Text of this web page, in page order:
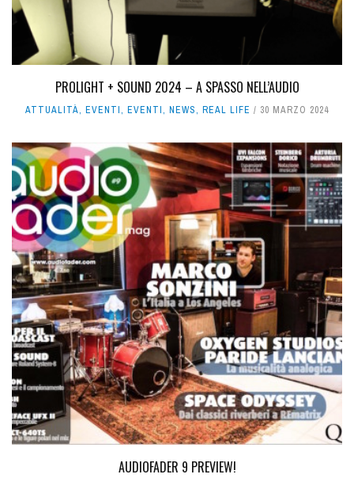
PROLIGHT + SOUND 2024 – A SPASSO NELL’AUDIO
ATTUALITÀ, EVENTI, EVENTI, NEWS, REAL LIFE 30 MARZO 2024
AUDIOFADER 9 PREVIEW!